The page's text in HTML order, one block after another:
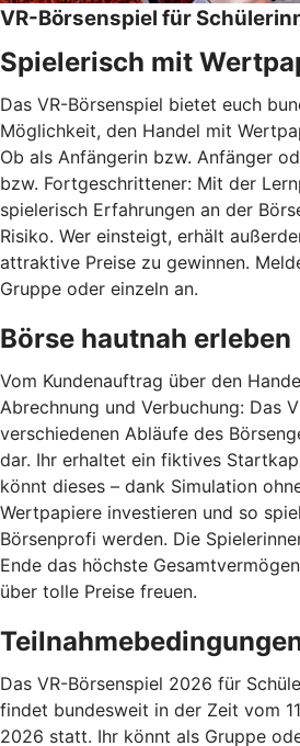
VR-Börsenspiel für
Spielerisch mit
Das VR-Börsenspiel bietet euch
Möglichkeit, den Handel mit
Ob als Anfängerin bzw. Anfänger
bzw. Fortgeschrittener: Mit der
spielerisch Erfahrungen an der
Risiko. Wer einsteigt, erhält
attraktive Preise zu gewinnen.
Gruppe oder einzeln an.
Börse hautnah erleben
Vom Kundenauftrag über den
Abrechnung und Verbuchung: Das
verschiedenen Abläufe des
dar. Ihr erhaltet ein fiktives
könnt dieses – dank Simulation
Wertpapiere investieren und so
Börsenprofi werden. Die
Ende das höchste
über tolle Preise freuen.
Das VR-Börsenspiel 2026 für
findet bundesweit in der Zeit vom
2026 statt. Ihr könnt als Gruppe